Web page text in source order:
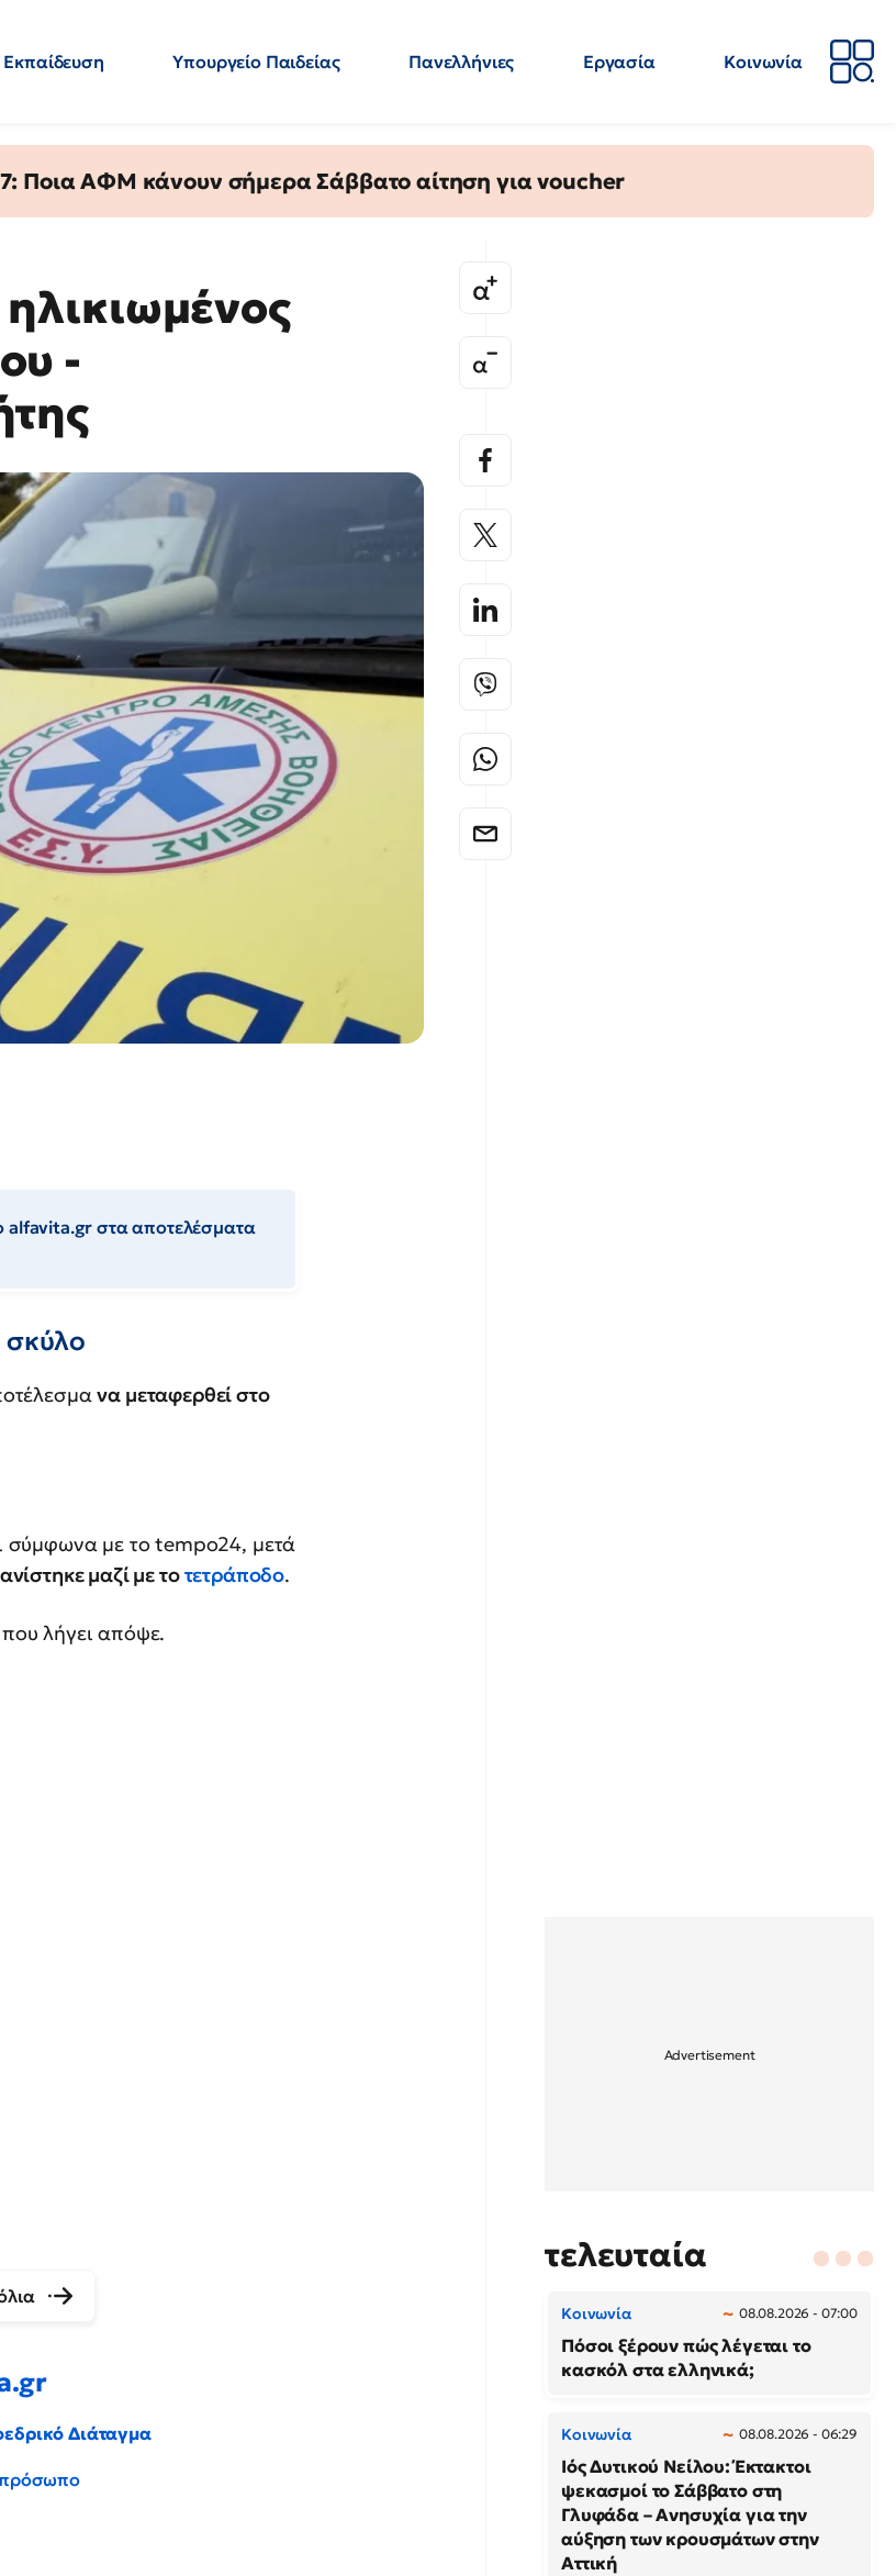
Εκπαίδευση Υπουργείο Παιδείας Πανελλήνιες Εργασία
Κοινωνία
Ποια ΑΦΜ κάνουν σήμερα Σάββατο αίτηση για voucher
-
alfavita.gr στα αποτελέσματα
σκύλο
να μεταφερθεί στο
σύμφωνα με το tempo24, μετά
μαζί με τοτετράποδο.
λήγει απόψε.
Διάταγμα
πρόσωπο
τελευταία
Κοινωνία 08.08.2026 - 07:00
Πόσοι ξέρουν πώς λέγεται το
κασκόλ στα ελληνικά;
Κοινωνία 08.08.2026 - 06:29
Ιός Δυτικού Νείλου: Έκτακτοι
ψεκασμοί το Σάββατο στη
Γλυφάδα – Ανησυχία για την
αύξηση των κρουσμάτων στην
Αττική